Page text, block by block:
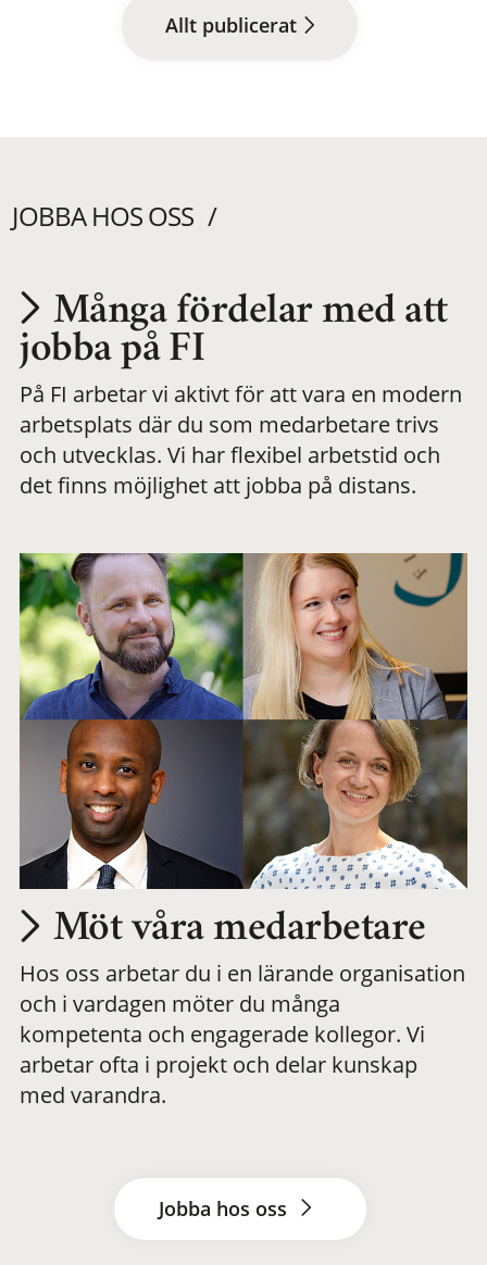
Allt publicerat
JOBBA HOS OSS
Utvecklas på en
meningsfull och
flexibel
Många fördelar med att
jobba på FI
På FI arbetar vi aktivt för att vara en modern
arbetsplats där du som medarbetare trivs
och utvecklas. Vi har flexibel arbetstid och
det finns möjlighet att jobba på distans.
Möt våra medarbetare
Hos oss arbetar du i en lärande organisation
och i vardagen möter du många
kompetenta och engagerade kollegor. Vi
arbetar ofta i projekt och delar kunskap
med varandra.
Jobba hos oss